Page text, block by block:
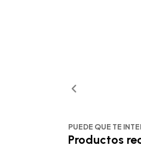
PUEDE QUE TE
Productos